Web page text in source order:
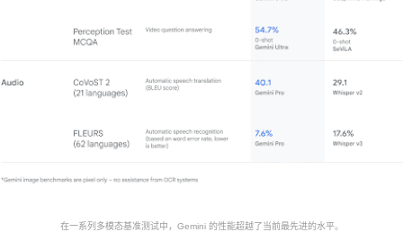
在一系列多模态基准测试中，Gemini 的性能超越了当前最先进的水平。